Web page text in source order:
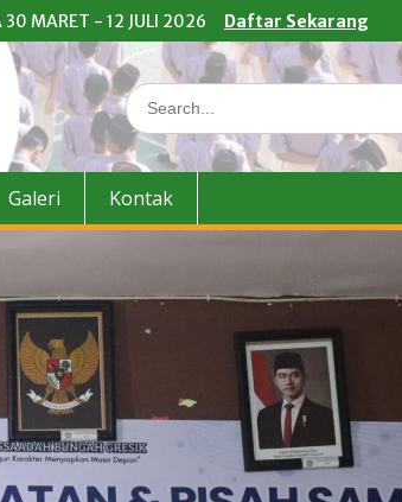
30 MARET - 12 JULI 2026 Daftar Sekarang
Search
for:
Galeri Kontak